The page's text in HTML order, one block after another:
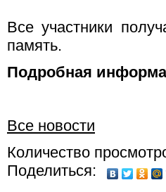
Все участники
память.
Подробная
Все новости
Количество
Поделиться: